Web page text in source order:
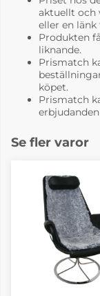
aktuellt och
eller en
Produkten
liknande.
Prismatch
köpet.
Prismatch
Se fler varor